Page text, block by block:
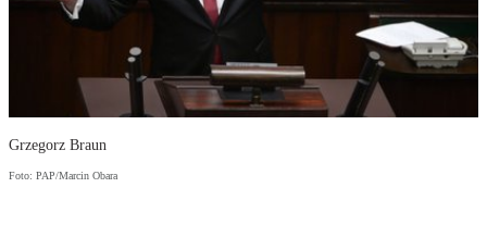
Grzegorz Braun
Foto: PAP/Marcin Obara